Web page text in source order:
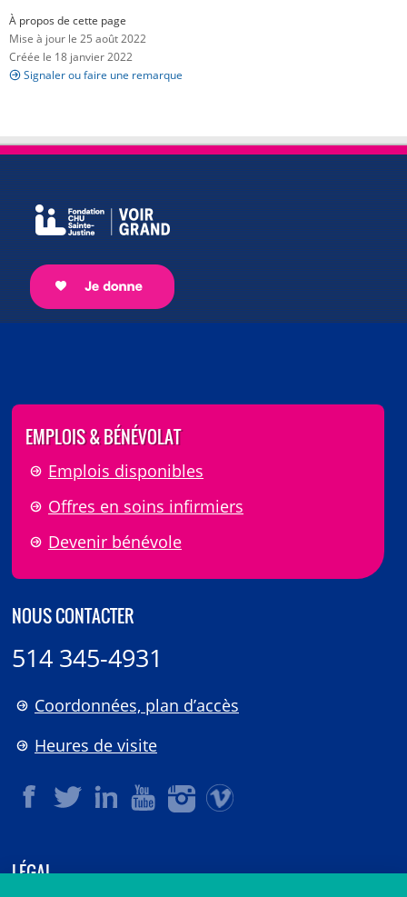
À propos de cette page
Mise à jour le 25 août 2022
Créée le 18 janvier 2022
Signaler ou faire une remarque
EMPLOIS & BÉNÉVOLAT
Emplois disponibles
Offres en soins infirmiers
Devenir bénévole
NOUS CONTACTER
514 345-4931
Coordonnées, plan d’accès
Heures de visite
LÉGAL